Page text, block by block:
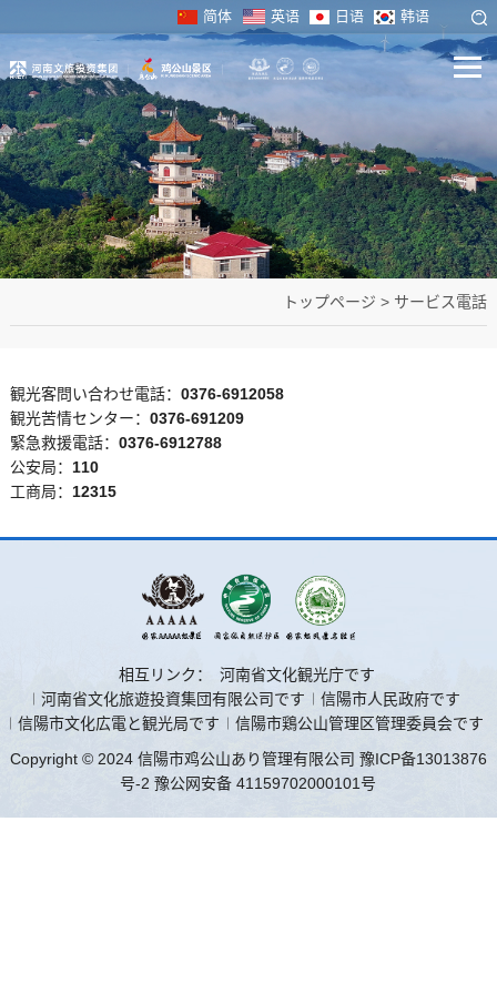
简体 英语 日语 韩语
トップページ > サービス電話
観光客問い合わせ電話： 0376-6912058
観光苦情センター： 0376-691209
緊急救援電話： 0376-6912788
公安局： 110
工商局： 12315
相互リンク：
河南省文化観光庁です
河南省文化旅遊投資集団有限公司です
信陽市人民政府です
信陽市文化広電と観光局です
信陽市鶏公山管理区管理委員会です
Copyright © 2024 信陽市鸡公山あり管理有限公司 豫ICP备13013876
号-2 豫公网安备 41159702000101号